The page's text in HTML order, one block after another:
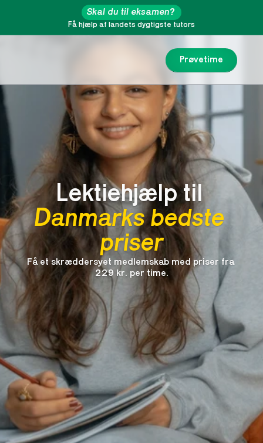
Prøvetime
Få hjælp af landets dygtigste tutors
Skal du til eksamen?
Lektiehjælp til
Danmarks bedste
priser
Få et skræddersyet medlemskab med priser fra
229 kr. per time.